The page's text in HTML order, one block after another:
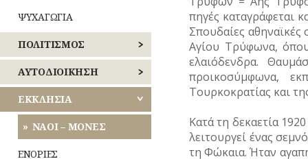
ΨΥΧΑΓΩΓΙΑ
ΠΟΛΙΤΙΣΜΟΣ
ΑΘΛΗΤΙΣΜΟΣ
ΓΛΥΠΤΙΚΗ
ΖΩΓΡΑΦΙΚΗ
ΘΕΑΤΡΟ
ΑΥΤΟΔΙΟΙΚΗΣΗ
ΚΕΝΤΡΙΚΟΣ
ΤΟΜΕΑΣ
ΑΘΗΝΩΝ
ΝΟΤΙΟΣ
ΕΚΚΛΗΣΙΑ
ΝΑΟΙ – ΜΟΝΕΣ
ΕΝΟΡΙΕΣ
πηγές καταγράφεται
Σπουδαίες αθηναϊκές
Αγίου Τρύφωνα,
ελαιόδενδρα.
προικοσύμφωνα,
Τουρκοκρατίας και
Κατά τη δεκαετία
λειτουργεί ένας
τη Φώκαια. Ήταν